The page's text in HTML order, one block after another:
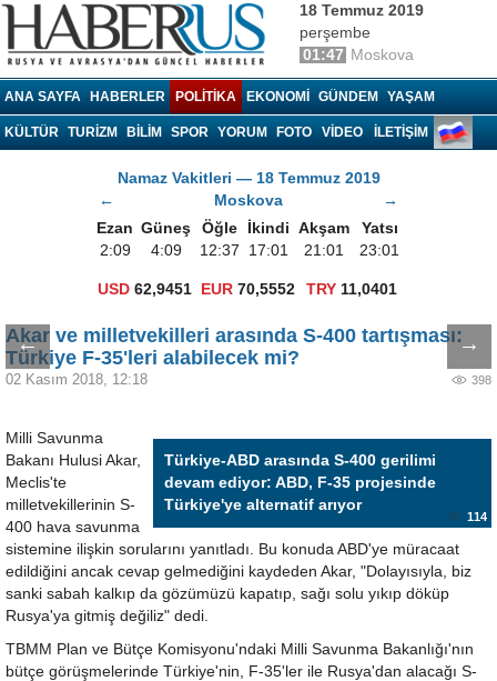
Haberrus.com
18 Temmuz 2019
perşembe
01:47 Moskova
ANA SAYFA HABERLER POLITIKA EKONOMI GÜNDEM YAŞAM
KÜLTÜR TURIZM BILIM SPOR YORUM FOTO VIDEO İLETİŞİM
Namaz Vakitleri — 18 Temmuz 2019
←
Moskova
→
Ezan Güneş Öğle İkindi Akşam
Yatsı
2:09
4:09 12:37 17:01 21:01 23:01
USD 62,9451 EUR 70,5552 TRY 11,0401
← →
Akar ve milletvekilleri arasında S-400 tartışması:
Türkiye F-35'leri alabilecek mi?
02 Kasım 2018, 12:18 398
Türkiye-ABD arasında S-400 gerilimi
devam ediyor: ABD, F-35 projesinde
Türkiye'ye alternatif arıyor
114
Milli Savunma
Bakanı Hulusi Akar,
Meclis'te
milletvekillerinin S-
400 hava savunma
sistemine ilişkin sorularını yanıtladı. Bu konuda ABD'ye müracaat
edildiğini ancak cevap gelmediğini kaydeden Akar, "Dolayısıyla, biz
sanki sabah kalkıp da gözümüzü kapatıp, sağı solu yıkıp döküp
Rusya'ya gitmiş değiliz" dedi.
TBMM Plan ve Bütçe Komisyonu'ndaki Milli Savunma Bakanlığı'nın
bütçe görüşmelerinde Türkiye'nin, F-35'ler ile Rusya'dan alacağı S-